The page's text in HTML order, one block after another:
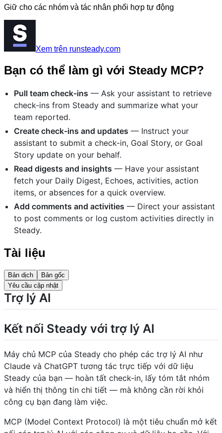
Giữ cho các nhóm và tác nhân phối hợp tự động
Xem trên runsteady.com
Bạn có thể làm gì với Steady MCP?
Pull team check-ins — Ask your assistant to retrieve
check-ins from Steady and summarize what your
team reported.
Create check-ins and updates — Instruct your
assistant to submit a check-in, Goal Story, or Goal
Story update on your behalf.
Read digests and insights — Have your assistant
fetch your Daily Digest, Echoes, activities, action
items, or absences for a quick overview.
Add comments and activities — Direct your assistant
to post comments or log custom activities directly in
Steady.
Tài liệu
Bản dịch
Bản gốc
Yêu cầu cập nhật
Trợ lý AI
Kết nối Steady với trợ lý AI
Máy chủ MCP của Steady cho phép các trợ lý AI như
Claude và ChatGPT tương tác trực tiếp với dữ liệu
Steady của bạn — hoàn tất check-in, lấy tóm tắt nhóm
và hiển thị thông tin chi tiết — mà không cần rời khỏi
công cụ bạn đang làm việc.
MCP (Model Context Protocol) là một tiêu chuẩn mở kết